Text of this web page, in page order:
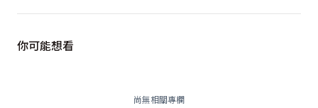
你可能想看
尚無相關專欄